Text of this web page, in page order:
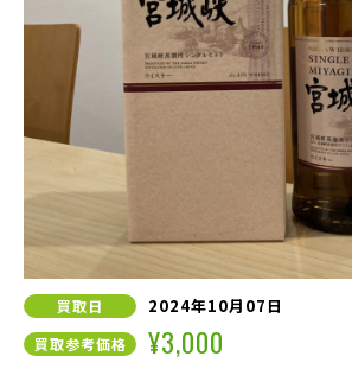
買取日 2024年10月07日
買取参考価格 ¥3,000